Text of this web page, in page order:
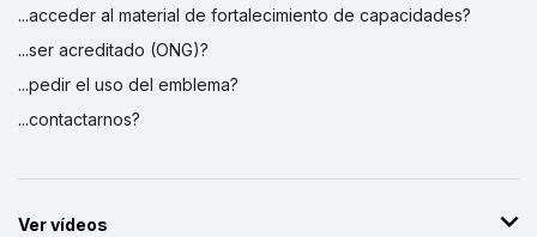
...acceder al material de fortalecimiento de capacidades?
...ser acreditado (ONG)?
...pedir el uso del emblema?
...contactarnos?
Ver vídeos